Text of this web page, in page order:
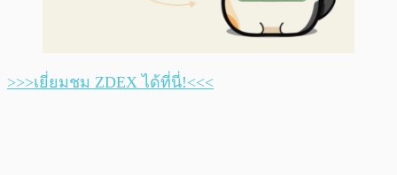
>>>เยี่ยมชม ZDEX ได้ที่นี่!<<<